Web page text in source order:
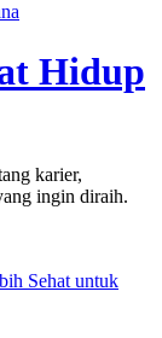
Hidup
karier,
ingin diraih.
Sehat untuk